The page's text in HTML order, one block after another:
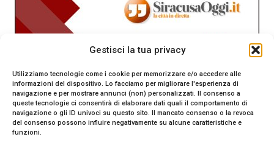
Gestisci la tua privacy
Utilizziamo tecnologie come i cookie per memorizzare e/o accedere alle
informazioni del dispositivo. Lo facciamo per migliorare l'esperienza di
navigazione e per mostrare annunci (non) personalizzati. Il consenso a
queste tecnologie ci consentirà di elaborare dati quali il comportamento di
navigazione o gli ID univoci su questo sito. Il mancato consenso o la revoca
del consenso possono influire negativamente su alcune caratteristiche e
funzioni.